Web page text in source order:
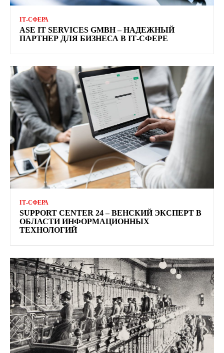
ІТ-СФЕРА
ASE IT SERVICES GMBH – НАДЕЖНЫЙ
ПАРТНЕР ДЛЯ БИЗНЕСА В ІТ-СФЕРЕ
ІТ-СФЕРА
SUPPORT CENTER 24 – ВЕНСКИЙ ЭКСПЕРТ В
ОБЛАСТИ ИНФОРМАЦИОННЫХ
ТЕХНОЛОГИЙ